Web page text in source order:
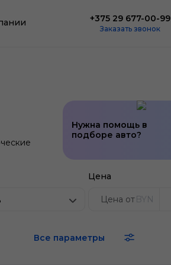
+375 29 677-00-99
Заказать звонок
Нужна помощь в
подборе авто?
Цена
BYN
Все параметры